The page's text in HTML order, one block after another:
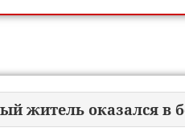
житель оказался в